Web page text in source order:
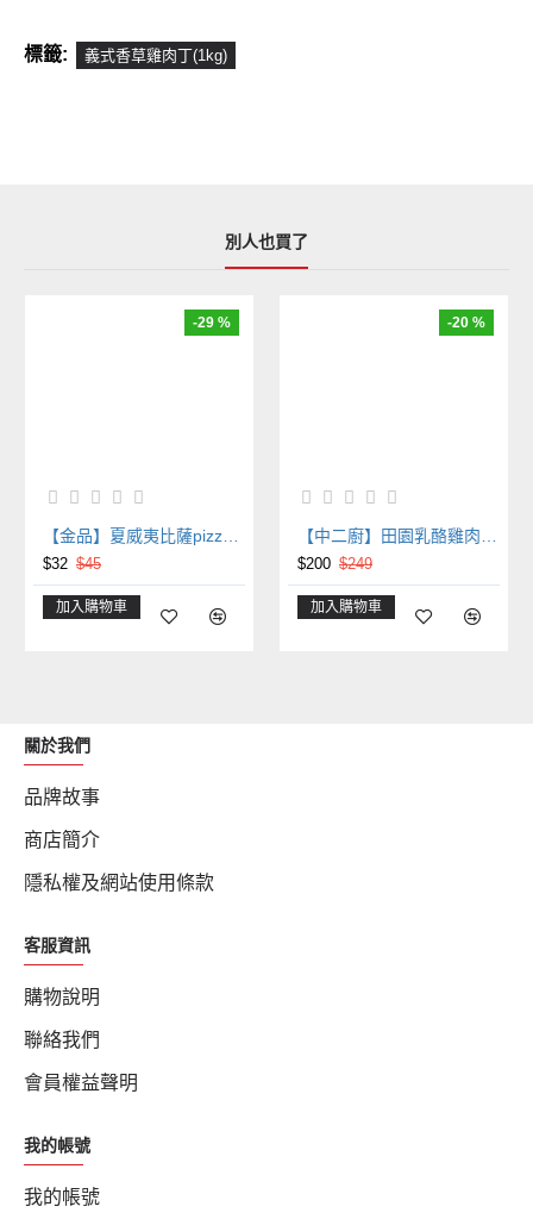
標籤: 義式香草雞肉丁(1kg)
別人也買了
-29 %
$32 $45
加入購物車
-20 %
$200 $249
加入購物車
關於我們
品牌故事
商店簡介
隱私權及網站使用條款
客服資訊
購物說明
聯絡我們
會員權益聲明
我的帳號
我的帳號